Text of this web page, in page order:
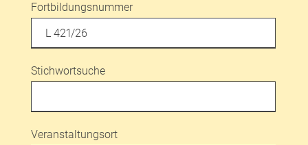
Fortbildungsnummer
Stichwortsuche
Veranstaltungsort